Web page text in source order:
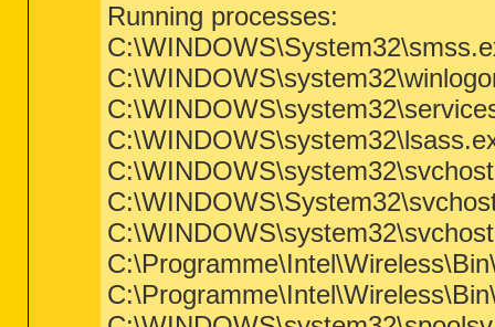
Running processes: